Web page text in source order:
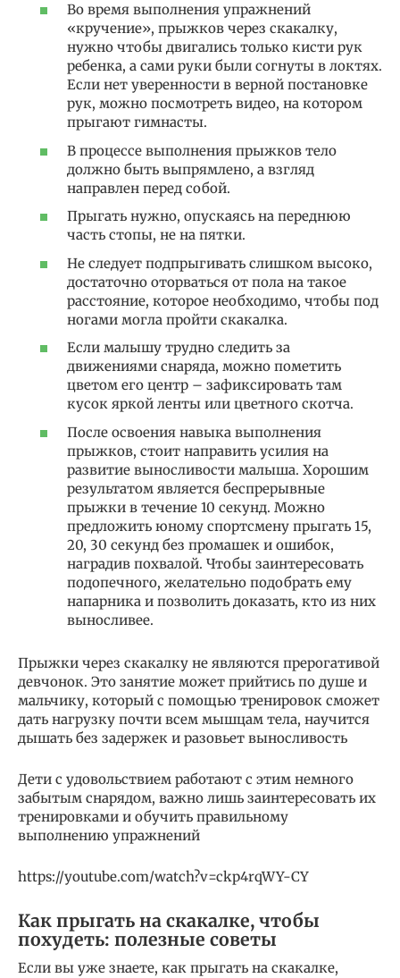
Во время выполнения упражнений
«кручение», прыжков через скакалку,
нужно чтобы двигались только кисти рук
ребенка, а сами руки были согнуты в локтях.
Если нет уверенности в верной постановке
рук, можно посмотреть видео, на котором
прыгают гимнасты.
В процессе выполнения прыжков тело
должно быть выпрямлено, а взгляд
направлен перед собой.
Прыгать нужно, опускаясь на переднюю
часть стопы, не на пятки.
Не следует подпрыгивать слишком высоко,
достаточно оторваться от пола на такое
расстояние, которое необходимо, чтобы под
ногами могла пройти скакалка.
Если малышу трудно следить за
движениями снаряда, можно пометить
цветом его центр – зафиксировать там
кусок яркой ленты или цветного скотча.
После освоения навыка выполнения
прыжков, стоит направить усилия на
развитие выносливости малыша. Хорошим
результатом является беспрерывные
прыжки в течение 10 секунд. Можно
предложить юному спортсмену прыгать 15,
20, 30 секунд без промашек и ошибок,
наградив похвалой. Чтобы заинтересовать
подопечного, желательно подобрать ему
напарника и позволить доказать, кто из них
выносливее.
Прыжки через скакалку не являются прерогативой
девчонок. Это занятие может прийтись по душе и
мальчику, который с помощью тренировок сможет
дать нагрузку почти всем мышцам тела, научится
дышать без задержек и разовьет выносливость
Дети с удовольствием работают с этим немного
забытым снарядом, важно лишь заинтересовать их
тренировками и обучить правильному
выполнению упражнений
https://youtube.com/watch?v=ckp4rqWY-CY
Как прыгать на скакалке, чтобы
похудеть: полезные советы
Если вы уже знаете, как прыгать на скакалке,